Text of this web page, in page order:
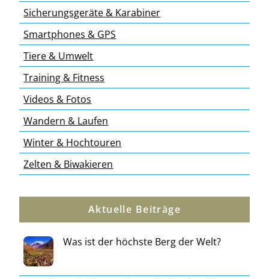
Sicherungsgeräte & Karabiner
Smartphones & GPS
Tiere & Umwelt
Training & Fitness
Videos & Fotos
Wandern & Laufen
Winter & Hochtouren
Zelten & Biwakieren
Aktuelle Beiträge
Was ist der höchste Berg der Welt?